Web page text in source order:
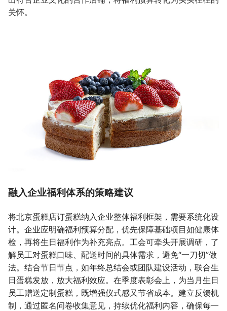
关怀。
融入企业福利体系的策略建议
将北京蛋糕店订蛋糕纳入企业整体福利框架，需要系统化设
计。企业应明确福利预算分配，优先保障基础项目如健康体
检，再将生日福利作为补充亮点。工会可牵头开展调研，了
解员工对蛋糕口味、配送时间的具体需求，避免“一刀切”做
法。结合节日节点，如年终总结会或团队建设活动，联合生
日蛋糕发放，放大福利效应。在季度表彰会上，为当月生日
员工赠送定制蛋糕，既增强仪式感又节省成本。建立反馈机
制，通过匿名问卷收集意见，持续优化福利内容，确保每一